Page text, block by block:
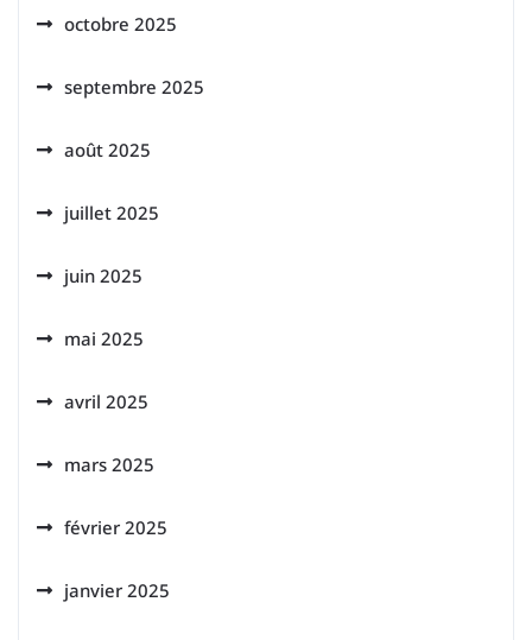
octobre 2025
septembre 2025
août 2025
juillet 2025
juin 2025
mai 2025
avril 2025
mars 2025
février 2025
janvier 2025